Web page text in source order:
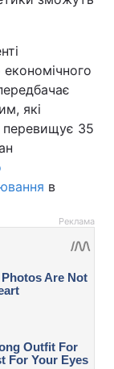
які
перевищує 35
в
Реклама